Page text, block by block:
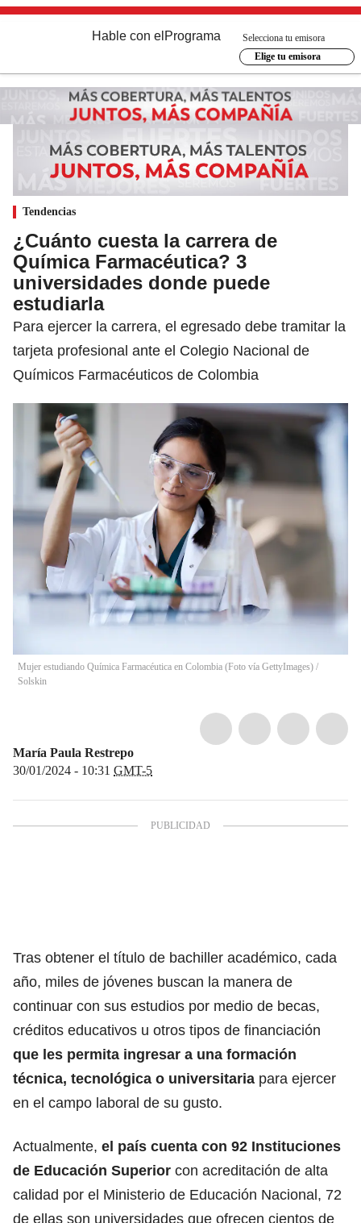
Hable con el Programa
Selecciona tu emisora
Elige tu emisora
Tendencias
¿Cuánto cuesta la carrera de
Química Farmacéutica? 3
universidades donde puede
estudiarla
Para ejercer la carrera, el egresado debe tramitar la
tarjeta profesional ante el Colegio Nacional de
Químicos Farmacéuticos de Colombia
Mujer estudiando Química Farmacéutica en Colombia (Foto vía GettyImages) /
Solskin
María Paula Restrepo
30/01/2024 - 10:31 GMT-5
Tras obtener el título de bachiller académico, cada
año, miles de jóvenes buscan la manera de
continuar con sus estudios por medio de becas,
créditos educativos u otros tipos de financiación
que les permita ingresar a una formación
técnica, tecnológica o universitaria para ejercer
en el campo laboral de su gusto.
Actualmente, el país cuenta con 92 Instituciones
de Educación Superior con acreditación de alta
calidad por el Ministerio de Educación Nacional, 72
de ellas son universidades que ofrecen cientos de